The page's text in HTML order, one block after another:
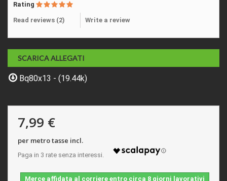
Rating
Read reviews (2) Write a review
SCARICA ALLEGATI
Bq80x13 - (19.44k)
7,99 €
per metro tasse incl.
Merce affidata al corriere entro circa 8 giorni lavorativi